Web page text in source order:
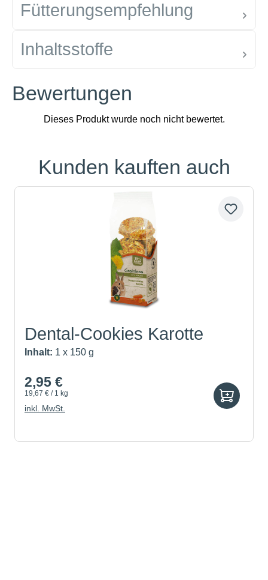
Fütterungsempfehlung
Inhaltsstoffe
Bewertungen
Produktgalerie überspringen
Kunden kauften auch
Dental-Cookies Karotte
Inhalt: 1 x 150 g
2,95 €
19,67 € / 1 kg
inkl. MwSt.